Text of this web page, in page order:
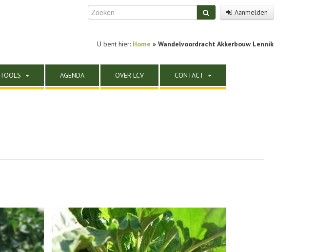
Aanmelden
U bent hier: Home » Wandelvoordracht Akkerbouw Lennik
TOOLS AGENDA OVER LCV CONTACT